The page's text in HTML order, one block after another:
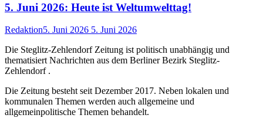
5. Juni 2026: Heute ist Weltumwelttag!
Redaktion5. Juni 2026 5. Juni 2026
Die Steglitz-Zehlendorf Zeitung ist politisch unabhängig und
thematisiert Nachrichten aus dem Berliner Bezirk Steglitz-
Zehlendorf .
Die Zeitung besteht seit Dezember 2017. Neben lokalen und
kommunalen Themen werden auch allgemeine und
allgemeinpolitische Themen behandelt.